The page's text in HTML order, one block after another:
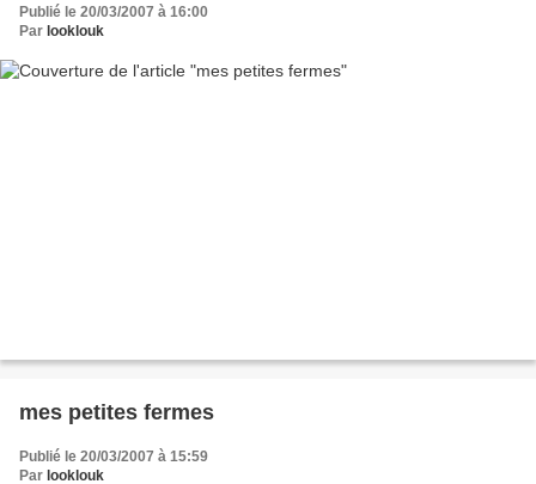
Publié le 20/03/2007 à 16:00
Par looklouk
mes petites fermes
Publié le 20/03/2007 à 15:59
Par looklouk